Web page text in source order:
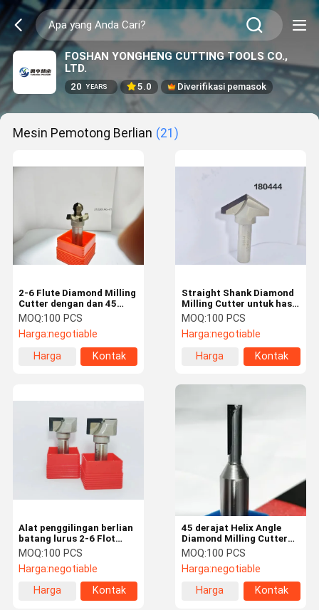
FOSHAN YONGHENG CUTTING TOOLS CO.,
LTD.
20 YEARS 5.0 Diverifikasi pemasok
Mesin Pemotong Berlian (21)
2-6 Flute Diamond Milling
Cutter dengan dan 45
derajat Helix Angle
MOQ:100 PCS
Harga:negotiable
Harga
Kontak
Straight Shank Diamond
Milling Cutter untuk hasil
mesin yang unggul dan
konsisten
MOQ:100 PCS
Harga:negotiable
Harga
Kontak
Alat penggilingan berlian
batang lurus 2-6 Flot
untuk kinerja
pemotongan yang tahan
lama
MOQ:100 PCS
Harga:negotiable
Harga
Kontak
45 derajat Helix Angle
Diamond Milling Cutter
Untuk Logam / Plastik /
Komposit
MOQ:100 PCS
Harga:negotiable
Harga
Kontak